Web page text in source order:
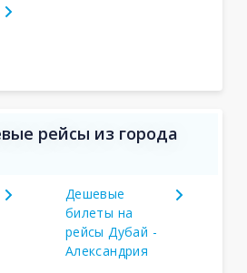
рейсы из города
Дешевые
билеты на
рейсы Дубай -
Александрия